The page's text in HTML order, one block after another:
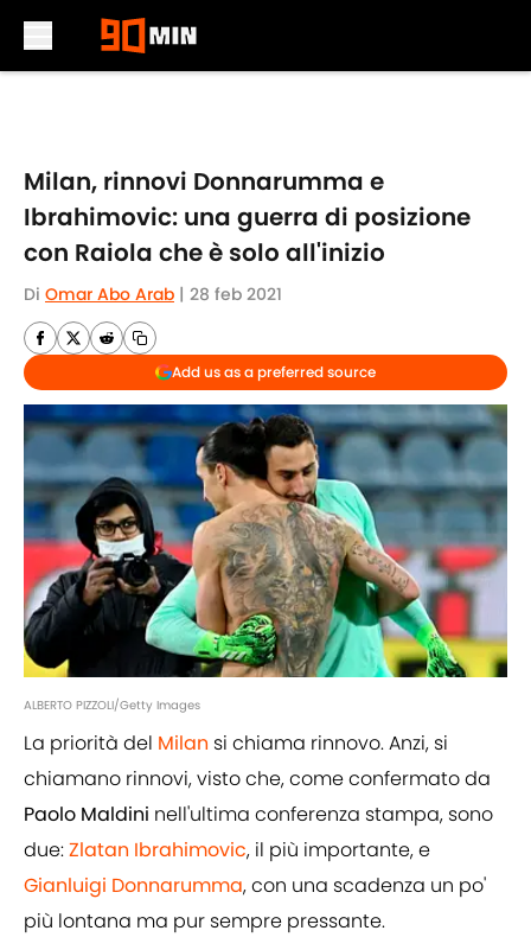
Milan, rinnovi Donnarumma e
Ibrahimovic: una guerra di posizione
con Raiola che è solo all'inizio
Di Omar Abo Arab | 28 feb 2021
Add us as a preferred source
ALBERTO PIZZOLI/Getty Images
La priorità del Milan si chiama rinnovo. Anzi, si
chiamano rinnovi, visto che, come confermato da
Paolo Maldini nell'ultima conferenza stampa, sono
due:Zlatan Ibrahimovic, il più importante, e
Gianluigi Donnarumma, con una scadenza un po'
più lontana ma pur sempre pressante.